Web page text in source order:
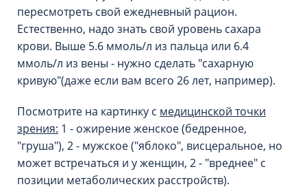
пересмотреть свой ежедневный рацион.
Естественно, надо знать свой уровень сахара
крови. Выше 5.6 ммоль/л из пальца или 6.4
ммоль/л из вены - нужно сделать "сахарную
кривую"(даже если вам всего 26 лет, например).
Посмотрите на картинку с медицинской точки
зрения: 1 - ожирение женское (бедренное,
"груша"), 2 - мужское ("яблоко", висцеральное, но
может встречаться и у женщин, 2 - "вреднее" с
позиции метаболических расстройств).